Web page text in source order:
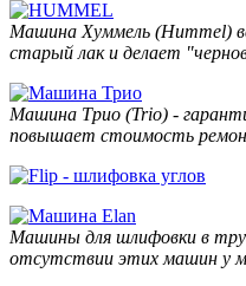
Машина Хуммель (Hummel)
старый лак и делает
Машина Трио (Trio) -
повышает стоимость
Машины для шлифовки в
отсутствии этих машин у